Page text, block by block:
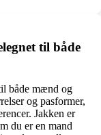
til både
både mænd og
og pasformer,
Jakken er
du er en mand